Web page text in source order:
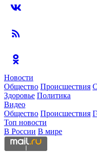
Новости
Общество Происшествия
Здоровье Политика
Видео
Общество Происшествия
Топ новости
В России В мире